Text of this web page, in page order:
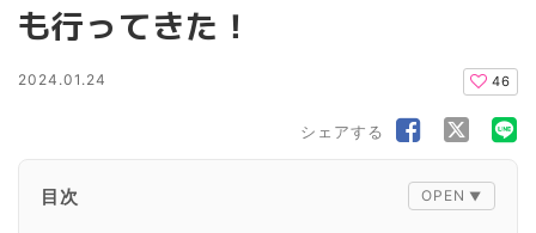
も行ってきた！
2024.01.24 46
シェアする
目次